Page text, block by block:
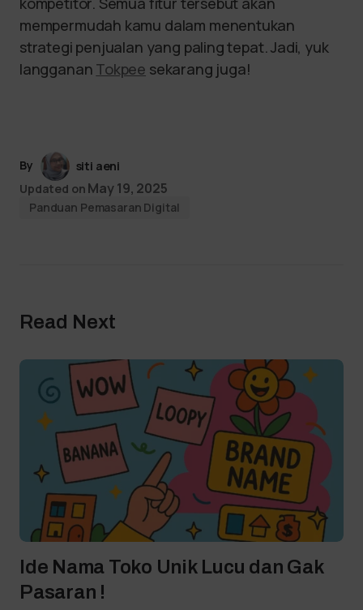
mempermudah kamu dalam menentukan
strategi penjualan yang paling tepat. Jadi, yuk
langganan Tokpee sekarang juga!
By
siti aeni
Updated on May 19, 2025
Panduan Pemasaran Digital
Read Next
Ide Nama Toko Unik Lucu dan Gak
Pasaran !